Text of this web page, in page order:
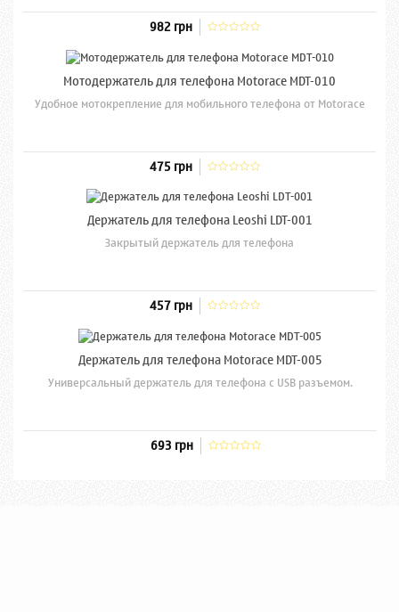
982 грн
Мотодержатель для телефона Motorace MDT-010
Удобное мотокрепление для мобильного телефона от Motorace
475 грн
Держатель для телефона Leoshi LDT-001
Закрытый держатель для телефона
457 грн
Держатель для телефона Motorace MDT-005
Универсальный держатель для телефона с USB разъемом.
693 грн